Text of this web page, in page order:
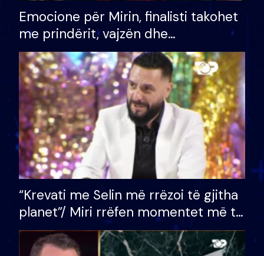
Emocione për Mirin, finalisti takohet
me prindërit, vajzën dhe
bashkëshorten: S’kemi ndonjë letër
divorci apo jo?
“Krevati me Selin më rrëzoi të gjitha
planet”/ Miri rrëfen momentet më të
bukura në shtëpinë e BB VIP: Do më
mungojë zilja e mëngjesit kur…